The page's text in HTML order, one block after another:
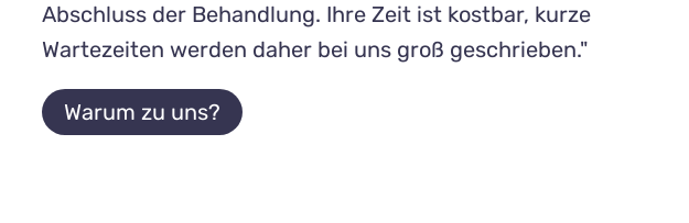
Ab­schluss der Behand­lung. Ihre Zeit ist kost­bar, kurze
Warte­zeiten werden daher bei uns groß geschrieben."
Warum zu uns?